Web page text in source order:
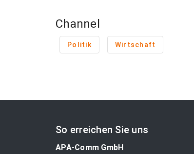
Channel
Politik Wirtschaft
So erreichen Sie uns
APA-Comm GmbH